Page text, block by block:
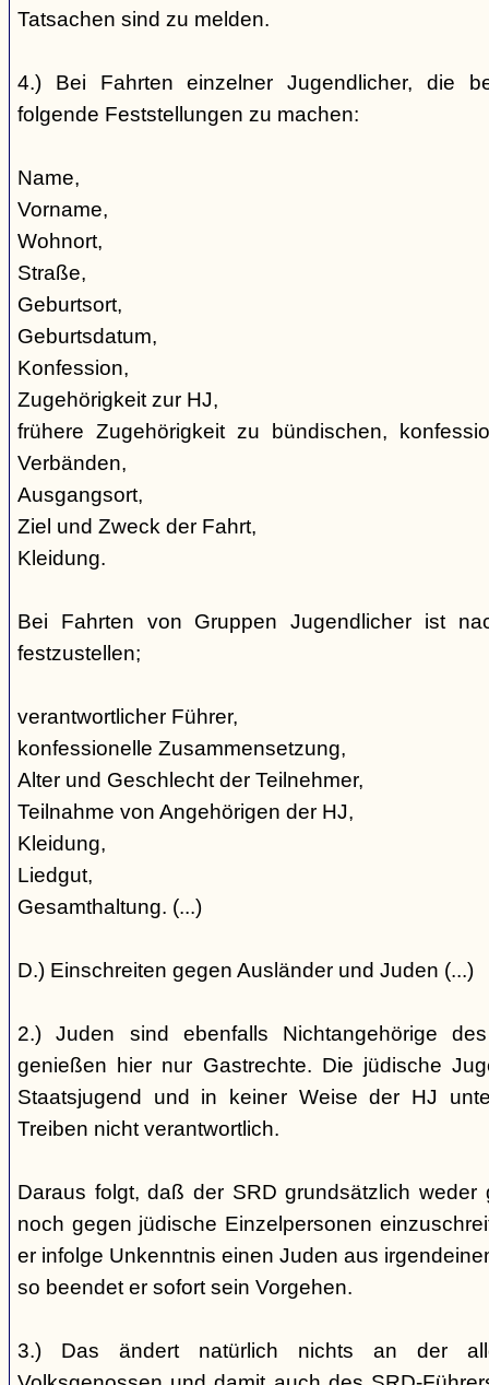
Tatsachen sind zu melden.
4.) Bei Fahrten einzelner Jugendlicher, die
folgende Feststellungen zu machen:
Name,
Vorname,
Wohnort,
Straße,
Geburtsort,
Geburtsdatum,
Konfession,
Zugehörigkeit zur HJ,
frühere Zugehörigkeit zu bündischen,
Verbänden,
Ausgangsort,
Ziel und Zweck der Fahrt,
Kleidung.
Bei Fahrten von Gruppen Jugendlicher ist
festzustellen;
verantwortlicher Führer,
konfessionelle Zusammensetzung,
Alter und Geschlecht der Teilnehmer,
Teilnahme von Angehörigen der HJ,
Kleidung,
Liedgut,
Gesamthaltung. (...)
D.) Einschreiten gegen Ausländer und Juden (...)
2.) Juden sind ebenfalls Nichtangehörige
genießen hier nur Gastrechte. Die jüdische
Staatsjugend und in keiner Weise der HJ
Treiben nicht verantwortlich.
Daraus folgt, daß der SRD grundsätzlich weder
noch gegen jüdische Einzelpersonen
er infolge Unkenntnis einen Juden aus
so beendet er sofort sein Vorgehen.
3.) Das ändert natürlich nichts an der